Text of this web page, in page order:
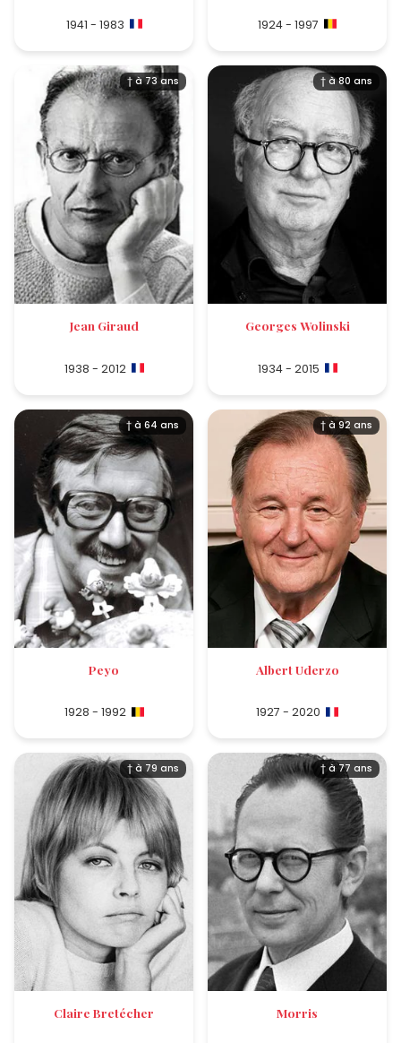
1941 - 1983 1924 - 1997
† à 73 ans
Jean Giraud
1938 - 2012
† à 80 ans
Georges Wolinski
1934 - 2015
† à 64 ans
Peyo
1928 - 1992
† à 92 ans
Albert Uderzo
1927 - 2020
† à 79 ans
Claire Bretécher
† à 77 ans
Morris